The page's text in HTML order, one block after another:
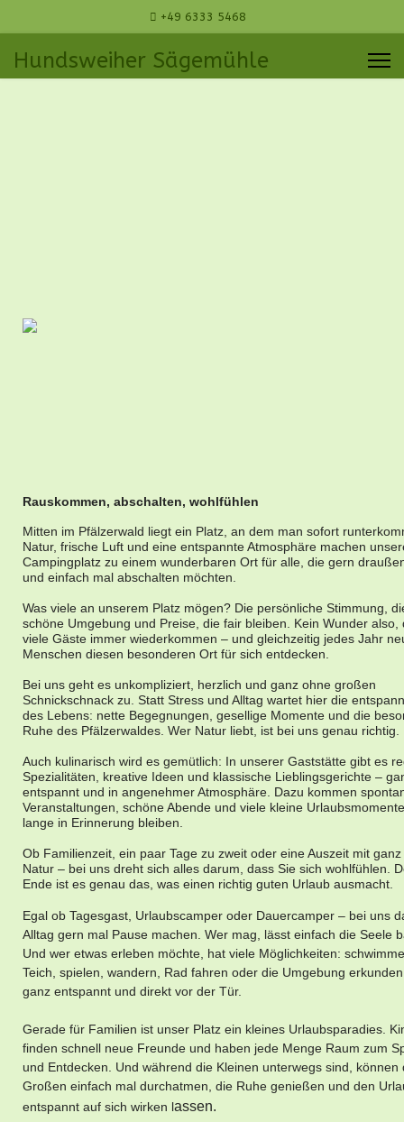
+49 6333 5468
Hundsweiher Sägemühle
Rauskommen, abschalten, wohlfühlen
Mitten im Pfälzerwald liegt ein Platz, an dem man sofort
Natur, frische Luft und eine entspannte Atmosphäre machen
Campingplatz zu einem wunderbaren Ort für alle, die gern
und einfach mal abschalten möchten.
Was viele an unserem Platz mögen? Die persönliche Stimmung,
schöne Umgebung und Preise, die fair bleiben. Kein Wunder also,
viele Gäste immer wiederkommen – und gleichzeitig jedes Jahr
Menschen diesen besonderen Ort für sich entdecken.
Bei uns geht es unkompliziert, herzlich und ganz ohne großen
Schnickschnack zu. Statt Stress und Alltag wartet hier die
des Lebens: nette Begegnungen, gesellige Momente und die
Ruhe des Pfälzerwaldes. Wer Natur liebt, ist bei uns genau richtig.
Auch kulinarisch wird es gemütlich: In unserer Gaststätte gibt es
Spezialitäten, kreative Ideen und klassische Lieblingsgerichte –
entspannt und in angenehmer Atmosphäre. Dazu kommen
Veranstaltungen, schöne Abende und viele kleine
lange in Erinnerung bleiben.
Ob Familienzeit, ein paar Tage zu zweit oder eine Auszeit mit ganz
Natur – bei uns dreht sich alles darum, dass Sie sich wohlfühlen.
Ende ist es genau das, was einen richtig guten Urlaub ausmacht.
Egal ob Tagesgast, Urlaubscamper oder Dauercamper – bei uns
Alltag gern mal Pause machen. Wer mag, lässt einfach die Seele
Und wer etwas erleben möchte, hat viele Möglichkeiten:
Teich, spielen, wandern, Rad fahren oder die Umgebung
ganz entspannt und direkt vor der Tür.
Gerade für Familien ist unser Platz ein kleines Urlaubsparadies.
finden schnell neue Freunde und haben jede Menge Raum zum
und Entdecken. Und während die Kleinen unterwegs sind, können
Großen einfach mal durchatmen, die Ruhe genießen und den
entspannt auf sich wirken lassen.